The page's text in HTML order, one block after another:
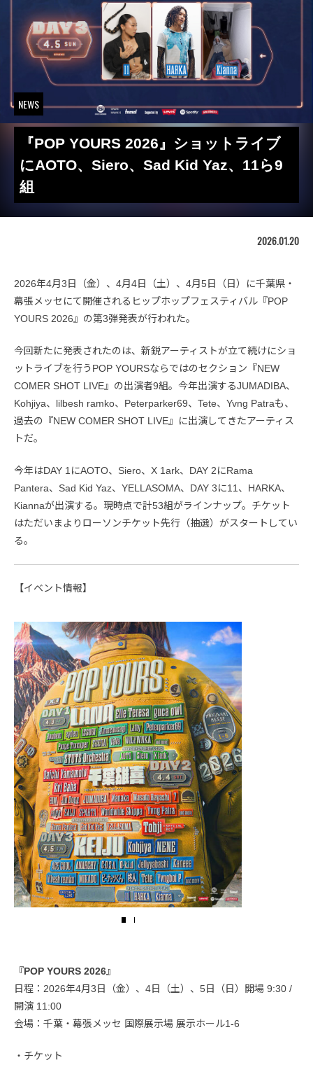
NEWS
『POP YOURS 2026』ショットライブ
にAOTO、Siero、Sad Kid Yaz、11ら9
組
2026.01.20
2026年4月3日（金）、4月4日（土）、4月5日（日）に千葉県・
幕張メッセにて開催されるヒップホップフェスティバル『POP
YOURS 2026』の第3弾発表が行われた。
今回新たに発表されたのは、新鋭アーティストが立て続けにショ
ットライブを行うPOP YOURSならではのセクション『NEW
COMER SHOT LIVE』の出演者9組。今年出演するJUMADIBA、
Kohjiya、lilbesh ramko、Peterparker69、Tete、Yvng Patraも、
過去の『NEW COMER SHOT LIVE』に出演してきたアーティス
トだ。
今年はDAY 1にAOTO、Siero、X 1ark、DAY 2にRama
Pantera、Sad Kid Yaz、YELLASOMA、DAY 3に11、HARKA、
Kiannaが出演する。現時点で計53組がラインナップ。チケット
はただいまよりローソンチケット先行（抽選）がスタートしてい
る。
【イベント情報】
『POP YOURS 2026』
日程：2026年4月3日（金）、4日（土）、5日（日）開場 9:30 /
開演 11:00
会場：千葉・幕張メッセ 国際展示場 展示ホール1-6
・チケット